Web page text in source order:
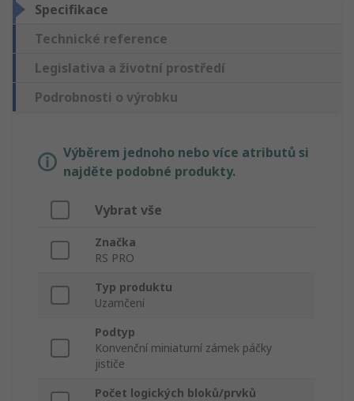
Specifikace
Technické reference
Legislativa a životní prostředí
Podrobnosti o výrobku
Výběrem jednoho nebo více atributů si
najděte podobné produkty.
Vybrat vše
Značka
RS PRO
Typ produktu
Uzamčení
Podtyp
Konvenční miniaturní zámek páčky
jističe
Počet logických bloků/prvků